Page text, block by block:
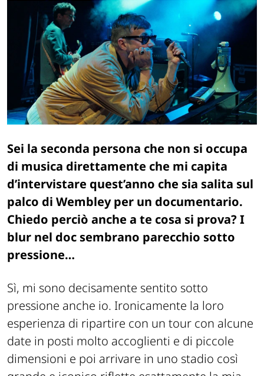
Sei la seconda persona che non si occupa
di musica direttamente che mi capita
d’intervistare quest’anno che sia salita sul
palco di Wembley per un documentario.
Chiedo perciò anche a te cosa si prova? I
blur nel doc sembrano parecchio sotto
pressione…
Sì, mi sono decisamente sentito sotto
pressione anche io. Ironicamente la loro
esperienza di ripartire con un tour con alcune
date in posti molto accoglienti e di piccole
dimensioni e poi arrivare in uno stadio così